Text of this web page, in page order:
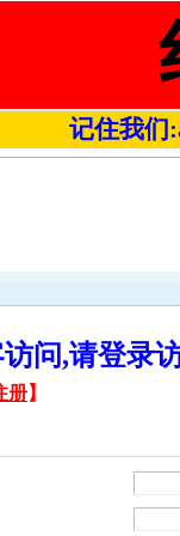
记住我们
访问,请登
册】